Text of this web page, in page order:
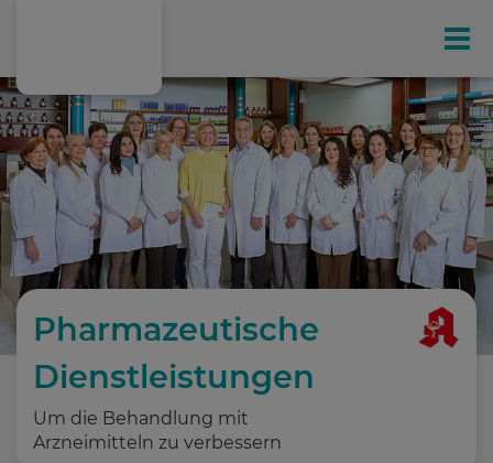
Ihr exklusives Kunden-Magazin
Online-Shop
Leistungen
E-Rezept
Medizinalcannabis
Pharmazeutische
Dienstleistungen
Um die Behandlung mit
Arzneimitteln zu verbessern